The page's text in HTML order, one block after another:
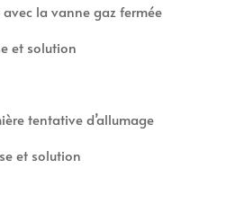
la vanne gaz fermée
et solution
tentative d’allumage
et solution